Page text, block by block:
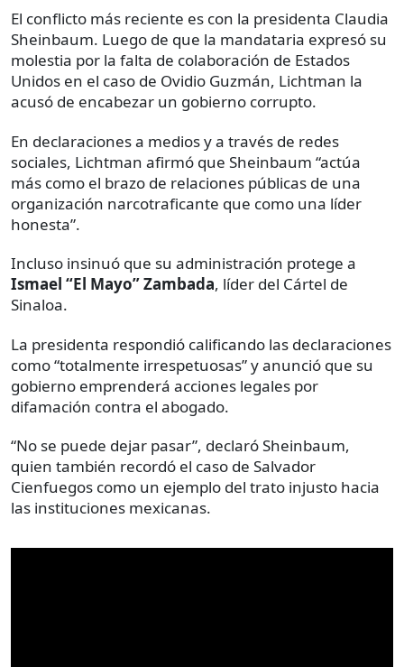
El conflicto más reciente es con la presidenta Claudia
Sheinbaum. Luego de que la mandataria expresó su
molestia por la falta de colaboración de Estados
Unidos en el caso de Ovidio Guzmán, Lichtman la
acusó de encabezar un gobierno corrupto.
En declaraciones a medios y a través de redes
sociales, Lichtman afirmó que Sheinbaum “actúa
más como el brazo de relaciones públicas de una
organización narcotraficante que como una líder
honesta”.
Incluso insinuó que su administración protege a
Ismael “El Mayo” Zambada, líder del Cártel de
Sinaloa.
La presidenta respondió calificando las declaraciones
como “totalmente irrespetuosas” y anunció que su
gobierno emprenderá acciones legales por
difamación contra el abogado.
“No se puede dejar pasar”, declaró Sheinbaum,
quien también recordó el caso de Salvador
Cienfuegos como un ejemplo del trato injusto hacia
las instituciones mexicanas.